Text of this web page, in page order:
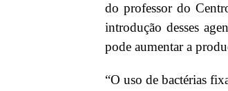
do professor do
introdução desses
pode
“O uso de bactérias